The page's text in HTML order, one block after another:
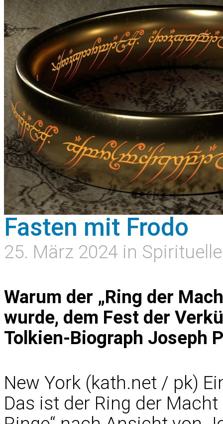
Fasten mit Frodo
25. März 2024 in
Warum der „Ring der
wurde, dem Fest der
Tolkien-Biograph Joseph
New York (kath.net / pk)
Das ist der Ring der Macht